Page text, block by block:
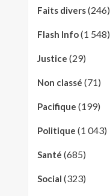
Faits divers(246)
Flash Info(1 548)
Justice (29)
Non classé (71)
Pacifique (199)
Politique (1 043)
Santé (685)
Social (323)